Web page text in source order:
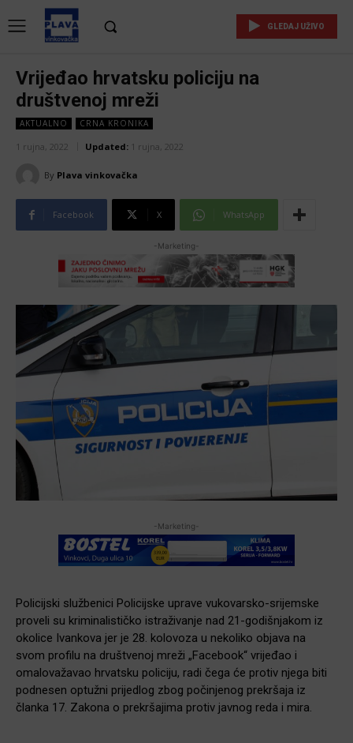
GLEDAJ UŽIVO
Vrijeđao hrvatsku policiju na
društvenoj mreži
AKTUALNO CRNA KRONIKA
1 rujna, 2022 Updated: 1 rujna, 2022
By Plava vinkovačka
Facebook X WhatsApp
-Marketing-
-Marketing-
Policijski službenici Policijske uprave vukovarsko-srijemske
proveli su kriminalističko istraživanje nad 21-godišnjakom iz
okolice Ivankova jer je 28. kolovoza u nekoliko objava na
svom profilu na društvenoj mreži „Facebook“ vrijeđao i
omalovažavao hrvatsku policiju, radi čega će protiv njega biti
podnesen optužni prijedlog zbog počinjenog prekršaja iz
članka 17. Zakona o prekršajima protiv javnog reda i mira.